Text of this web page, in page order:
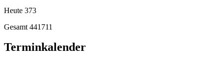
Heute 373
Gesamt 441711
Terminkalender